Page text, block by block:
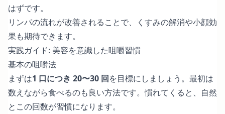
はずです。
リンパの流れが改善されることで、くすみの解消や小顔効
果も期待できます。
実践ガイド: 美容を意識した咀嚼習慣
基本の咀嚼法
まずは1 口につき 20〜30 回を目標にしましょう。最初は
数えながら食べるのも良い方法です。慣れてくると、自然
とこの回数が習慣になります。